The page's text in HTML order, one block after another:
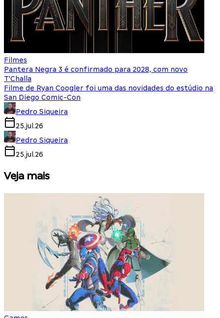
Filmes
Pantera Negra 3 é confirmado para 2028, com novo
T'Challa
Filme de Ryan Coogler foi uma das novidades do estúdio na
San Diego Comic-Con
Pedro Siqueira
25.jul.26
Pedro Siqueira
25.jul.26
Veja mais